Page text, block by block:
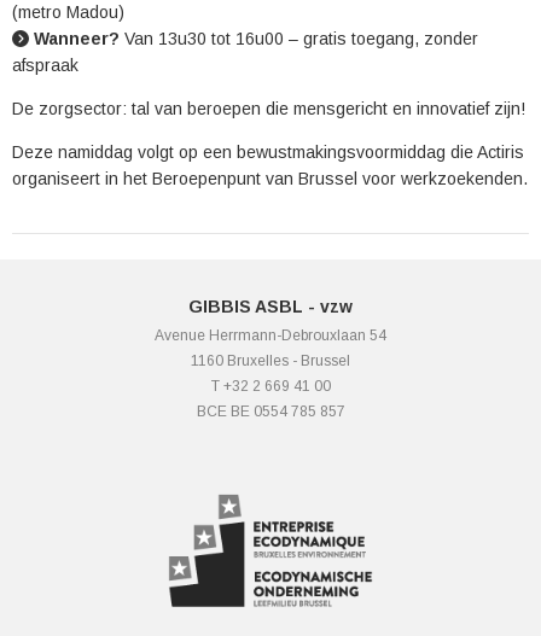
(metro Madou)
Wanneer? Van 13u30 tot 16u00 – gratis toegang, zonder
afspraak
De zorgsector: tal van beroepen die mensgericht en innovatief zijn!
Deze namiddag volgt op een bewustmakingsvoormiddag die Actiris
organiseert in het Beroepenpunt van Brussel voor werkzoekenden.
GIBBIS ASBL - vzw
Avenue Herrmann-Debrouxlaan 54
1160 Bruxelles - Brussel
T +32 2 669 41 00
BCE BE 0554 785 857